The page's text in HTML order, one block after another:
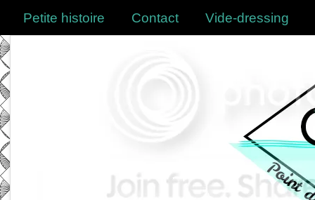
Petite histoire Contact Vide-dressing